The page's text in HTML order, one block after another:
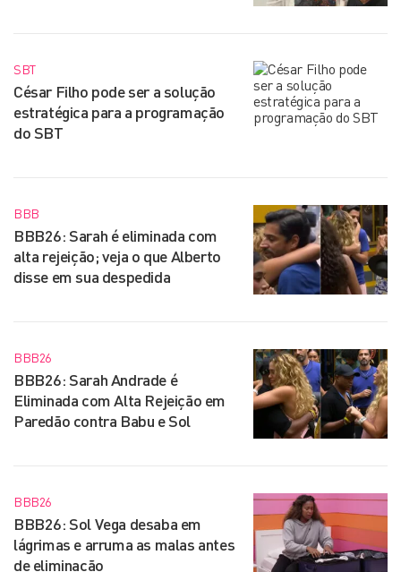
SBT
César Filho pode ser a solução
estratégica para a programação
do SBT
BBB
BBB26: Sarah é eliminada com
alta rejeição; veja o que Alberto
disse em sua despedida
BBB26
BBB26: Sarah Andrade é
Eliminada com Alta Rejeição em
Paredão contra Babu e Sol
BBB26
BBB26: Sol Vega desaba em
lágrimas e arruma as malas antes
de eliminação